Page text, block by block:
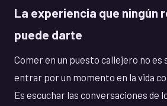
La experiencia que ningún
puede darte
Comer en un puesto callejero no
entrar por un momento en la vida
Es escuchar las conversaciones de